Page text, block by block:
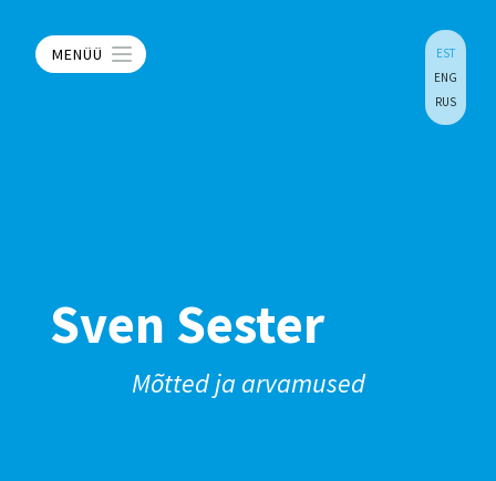
MENÜÜ
EST
ENG
RUS
Sven Sester
Mõtted ja arvamused